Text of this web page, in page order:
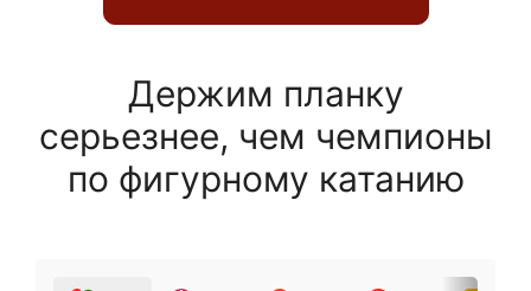
Держим планку
серьезнее, чем чемпионы
по фигурному катанию